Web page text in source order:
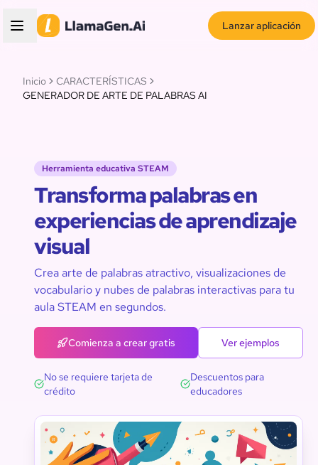
Lanzar aplicación
Inicio
CARACTERÍSTICAS
GENERADOR DE ARTE DE PALABRAS AI
Herramienta educativa STEAM
Transforma palabras en
experiencias de aprendizaje
visual
Crea arte de palabras atractivo, visualizaciones de
vocabulario y nubes de palabras interactivas para tu
aula STEAM en segundos.
Comienza a crear gratis Ver ejemplos
No se requiere tarjeta de
crédito
Descuentos para
educadores